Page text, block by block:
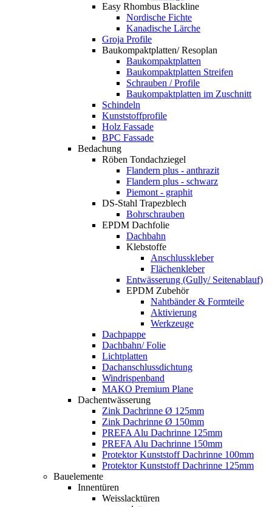
Easy Rhombus Blackline
Nordische Fichte
Kanadische Lärche
Groja Profile
Baukompaktplatten/ Resoplan
Baukompaktplatten
Baukompaktplatten Streifen
Schrauben / Profile
Baukompaktplatten im Zuschnitt
Schindeln
Kunststoffprofile
Holz Fassade
BPC Fassade
Bedachung
Röben Tondachziegel
Flandern plus - anthrazit
Flandern plus - schwarz
Piemont - graphit
DS-Stahl Trapezblech
Bohrschrauben
EPDM Dachfolie
Dachbahn
Klebstoffe
Anschlusskleber
Flächenkleber
Entwässerung (Gully/ Seitenablauf)
EPDM Zubehör
Nahtbänder & Formteile
Aktivierung
Werkzeuge
Dachpappe
Dachbahn/ Folie
Lichtplatten
Dachanschlussdichtung
Windrispenband
MAKO Premium Plane
Dachentwässerung
Zink Dachrinne Ø 125mm
Zink Dachrinne Ø 150mm
PREFA Alu Dachrinne 125mm
PREFA Alu Dachrinne 150mm
Protektor Kunststoff Dachrinne 100mm
Protektor Kunststoff Dachrinne 125mm
Bauelemente
Innentüren
Weisslacktüren